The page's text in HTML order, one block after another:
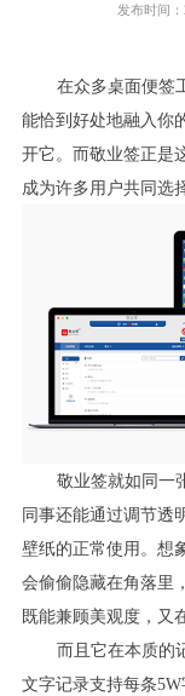
发布时间
在众多桌面便签
能恰到好处地融入你
开它。而敬业签正是
成为许多用户共同选
敬业签就如同一
同事还能通过调节透
壁纸的正常使用。想
会偷偷隐藏在角落里
既能兼顾美观度，又
而且它在本质的
文字记录支持每条